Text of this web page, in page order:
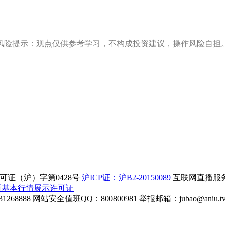
险提示：观点仅供参考学习，不构成投资建议，操作风险自担
证（沪）字第0428号 沪ICP证：沪B2-20150089 互联网直播服
本行情展示许可证
网站安全值班QQ：800800981 举报邮箱：